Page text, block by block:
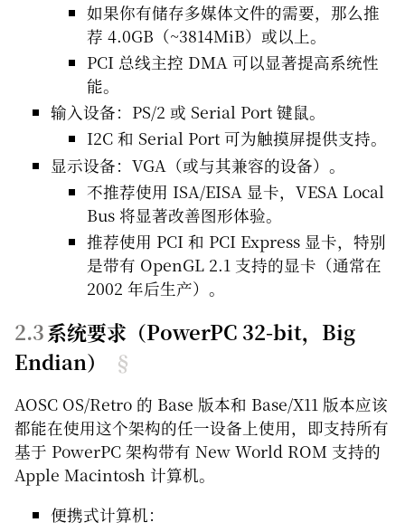
如果你有储存多媒体文件的需要，那么推
荐 4.0GB（~3814MiB）或以上。
PCI 总线主控 DMA 可以显著提高系统性
能。
输入设备：PS/2 或 Serial Port 键鼠。
I2C 和 Serial Port 可为触摸屏提供支持。
显示设备：VGA（或与其兼容的设备）。
不推荐使用 ISA/EISA 显卡，VESA Local
Bus 将显著改善图形体验。
推荐使用 PCI 和 PCI Express 显卡，特别
是带有 OpenGL 2.1 支持的显卡（通常在
2002 年后生产）。
系统要求（PowerPC 32-bit，Big
Endian）
§
AOSC OS/Retro 的 Base 版本和 Base/X11 版本应该
都能在使用这个架构的任一设备上使用，即支持所有
基于 PowerPC 架构带有 New World ROM 支持的
Apple Macintosh 计算机。
便携式计算机：